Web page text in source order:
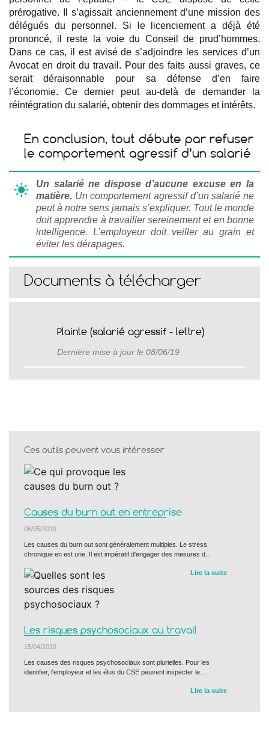
prérogative. Il s’agissait anciennement d’une mission des
délégués du personnel. Si le licenciement a déjà été
prononcé, il reste la voie du Conseil de prud’hommes.
Dans ce cas, il est avisé de s’adjoindre les services d’un
Avocat en droit du travail. Pour des faits aussi graves, ce
serait déraisonnable pour sa défense d’en faire
l’économie. Ce dernier peut au-delà de demander la
réintégration du salarié, obtenir des dommages et intérêts.
En conclusion, tout débute par refuser
le comportement agressif d’un salarié
Un salarié ne dispose d’aucune excuse en la
matière. Un comportement agressif d’un salarié ne
peut à notre sens jamais s’expliquer. Tout le monde
doit apprendre à travailler sereinement et en bonne
intelligence. L’employeur doit veiller au grain et
éviter les dérapages.
Documents à télécharger
Plainte (salarié agressif - lettre)
Dernière mise à jour le 08/06/19
Ces outils peuvent vous intéresser
Causes du burn out en entreprise
06/05/2019
Les causes du burn out sont généralement multiples. Le stress
chronique en est une. Il est impératif d'engager des mesures d...
Lire la suite
Les risques psychosociaux au travail
15/04/2019
Les causes des risques psychosociaux sont plurielles. Pour les
identifier, l'employeur et les élus du CSE peuvent inspecter le...
Lire la suite